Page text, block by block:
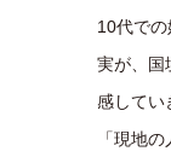
10代で
実が、国
感してい
「現地